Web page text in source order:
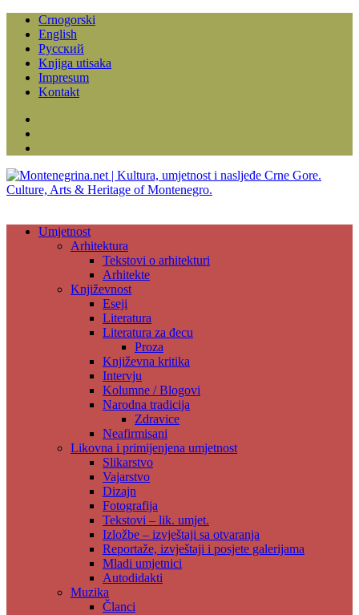
Crnogorski
English
Русский
Knjiga utisaka
Impresum
Kontakt
Umjetnost
Arhitektura
Tekstovi o arhitekturi
Arhitekte
Književnost
Eseji
Literatura
Literatura za đecu
Proza
Književna kritika
Intervju
Kolumne / Blogovi
Narodna tradicija
Zdravice
Neafirmisani
Likovna i primijenjena umjetnost
Slikarstvo
Vajarstvo
Dizajn
Fotografija
Tekstovi – lik. umjet.
Izložbe – izvještaji sa otvaranja
Reportaže, izvještaji i posjete galerijama
Mladi umjetnici
Autodidakti
Muzika
Članci